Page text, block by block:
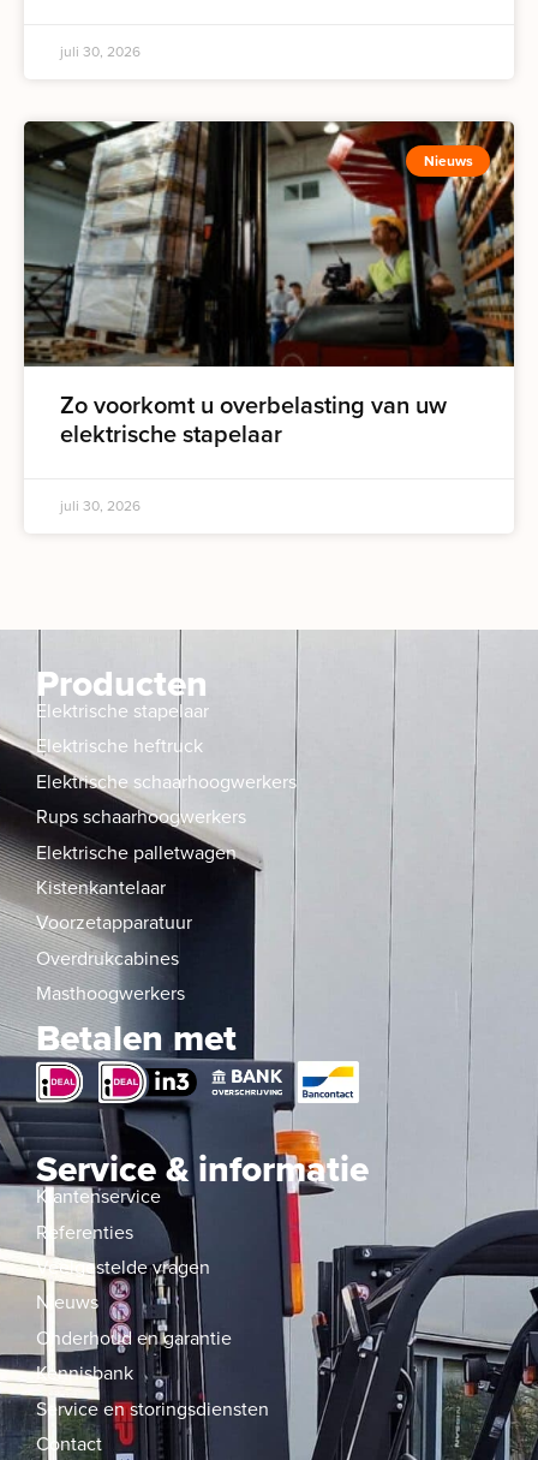
juli 30, 2026
Nieuws
Zo voorkomt u overbelasting van uw
elektrische stapelaar
juli 30, 2026
Producten
Elektrische stapelaar
Elektrische heftruck
Elektrische schaarhoogwerkers
Rups schaarhoogwerkers
Elektrische palletwagen
Kistenkantelaar
Voorzetapparatuur
Overdrukcabines
Masthoogwerkers
Betalen met
Service & informatie
Klantenservice
Referenties
Veelgestelde vragen
Nieuws
Onderhoud en garantie
Kennisbank
Service en storingsdiensten
Contact